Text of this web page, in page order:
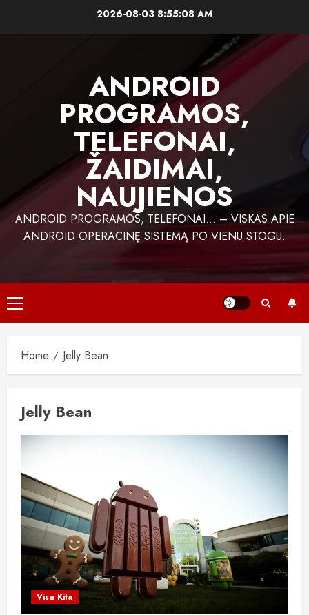
2026-08-03 8:55:09 AM
ANDROID
PROGRAMOS,
TELEFONAI,
ŽAIDIMAI,
NAUJIENOS
ANDROID PROGRAMOS, TELEFONAI… – VISKAS APIE
ANDROID OPERACINĘ SISTEMĄ PO VIENU STOGU.
Primary
Menu
Home Jelly Bean
Jelly Bean
Visa Kita